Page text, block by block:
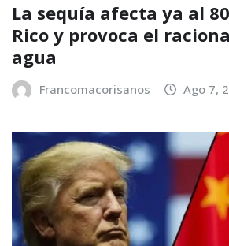
La sequía afecta ya al
Rico y provoca el
agua
Francomacorisanos Ago 7,